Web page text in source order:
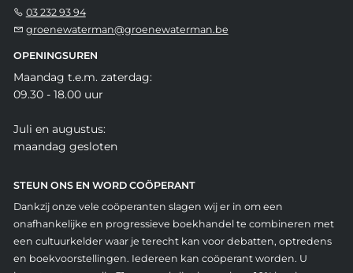
03 232 93 94
groenewaterman@groenewaterman.be
OPENINGSUREN
Maandag t.e.m. zaterdag:
09.30 - 18.00 uur
Juli en augustus:
maandag gesloten
STEUN ONS EN WORD COÖPERANT
Dankzij onze vele coöperanten slagen wij er in om een
onafhankelijke en progressieve boekhandel te combineren met
een cultuurkelder waar je terecht kan voor debatten, optredens
en boekvoorstellingen. Iedereen kan coöperant worden. U